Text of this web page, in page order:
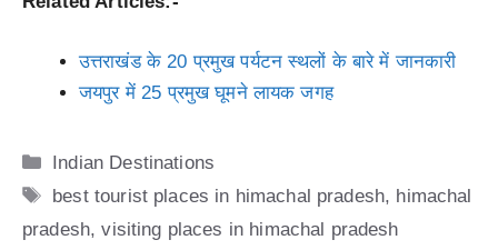
उत्तराखंड के 20 प्रमुख पर्यटन स्थलों के बारे में जानकारी
जयपुर में 25 प्रमुख घूमने लायक जगह
Categories
Indian Destinations
Tags
best tourist places in himachal pradesh, himachal
pradesh,visiting places in himachal pradesh